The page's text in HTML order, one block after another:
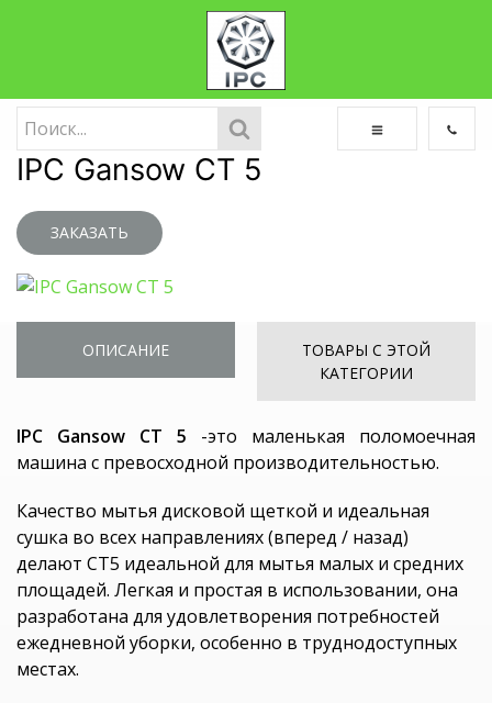
IPC Gansow CT 5
ЗАКАЗАТЬ
ОПИСАНИЕ
ТОВАРЫ С ЭТОЙ
КАТЕГОРИИ
IPC Gansow CT 5 -это маленькая поломоечная
машина с превосходной производительностью.
Качество мытья дисковой щеткой и идеальная
сушка во всех направлениях (вперед / назад)
делают CT5 идеальной для мытья малых и средних
площадей. Легкая и простая в использовании, она
разработана для удовлетворения потребностей
ежедневной уборки, особенно в труднодоступных
местах.